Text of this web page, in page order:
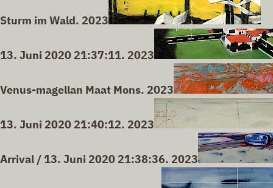
Sturm im Wald. 2023
13. Juni 2020 21:37:11. 2023
Venus-magellan Maat Mons. 2023
13. Juni 2020 21:40:12. 2023
Arrival / 13. Juni 2020 21:38:36. 2023